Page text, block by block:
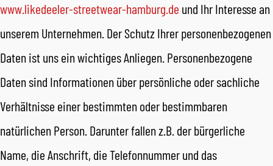
www.likedeeler-streetwear-hamburg.de und Ihr Interesse an
unserem Unternehmen. Der Schutz Ihrer personenbezogenen
Daten ist uns ein wichtiges Anliegen. Personenbezogene
Daten sind Informationen über persönliche oder sachliche
Verhältnisse einer bestimmten oder bestimmbaren
natürlichen Person. Darunter fallen z.B. der bürgerliche
Name, die Anschrift, die Telefonnummer und das